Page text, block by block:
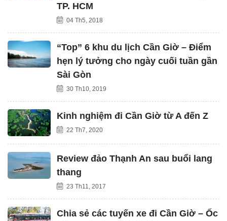
TP. HCM
04 Th5, 2018
“Top” 6 khu du lịch Cần Giờ – Điểm
hẹn lý tưởng cho ngày cuối tuần gần
Sài Gòn
30 Th10, 2019
Kinh nghiệm đi Cần Giờ từ A đến Z
22 Th7, 2020
Review đảo Thạnh An sau buổi lang
thang
23 Th11, 2017
Chia sẻ các tuyến xe đi Cần Giờ – Ốc